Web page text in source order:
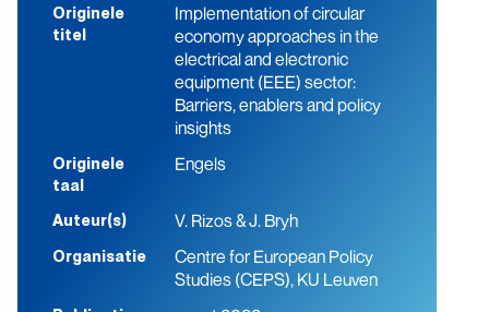
Originele
titel
Implementation of circular
economy approaches in the
electrical and electronic
equipment (EEE) sector:
Barriers, enablers and policy
insights
Originele
taal
Engels
Auteur(s) V. Rizos & J. Bryh
Organisatie
Centre for European Policy
Studies (CEPS), KU Leuven